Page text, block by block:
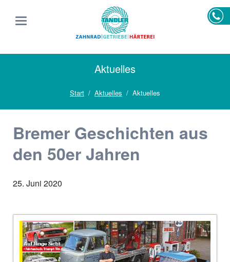
Aktuelles
Start Aktuelles Aktuelles
Bremer Geschichten aus
den 50er Jahren
25. Juni 2020